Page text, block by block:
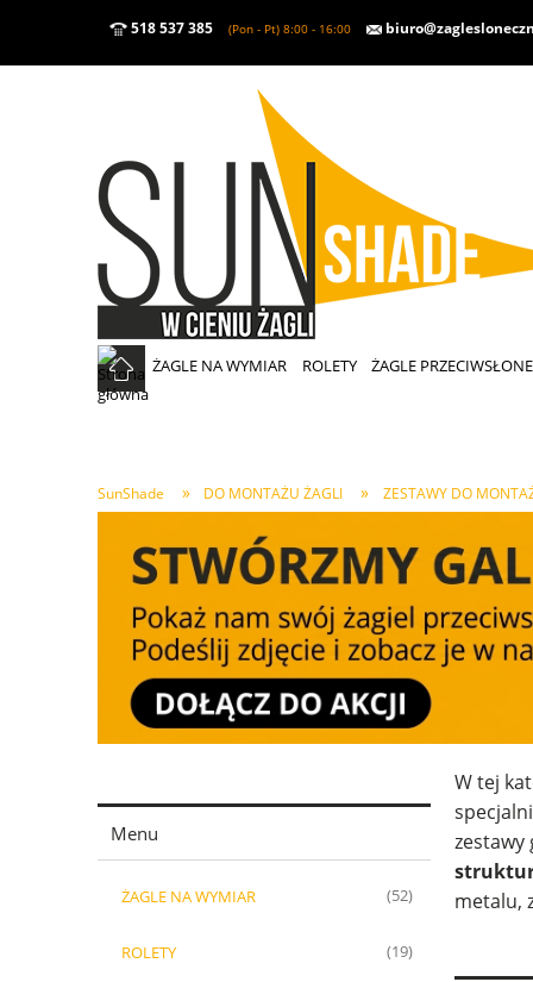
518 537 385 (Pon - Pt) 8:00 - 16:00
ŻAGLE NA WYMIAR ROLETY ŻAGLE
SunShade » DO MONTAŻU ŻAGLI » ZESTAWY DO
Menu
ŻAGLE NA WYMIAR (52)
ROLETY (19)
W tej
zestawy
metalu,